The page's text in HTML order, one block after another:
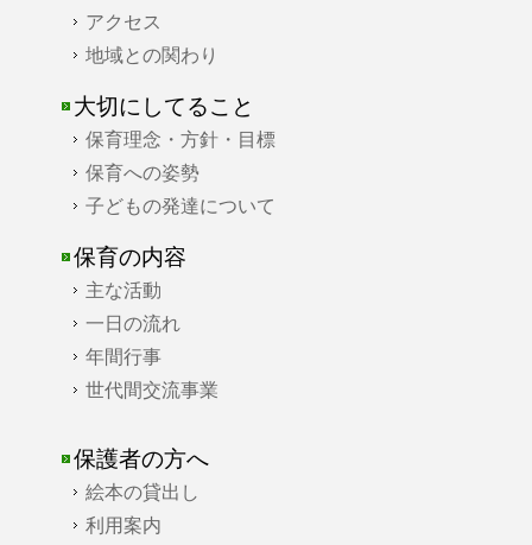
アクセス
地域との関わり
大切にしてること
保育理念・方針・目標
保育への姿勢
子どもの発達について
保育の内容
主な活動
一日の流れ
年間行事
世代間交流事業
保護者の方へ
絵本の貸出し
利用案内